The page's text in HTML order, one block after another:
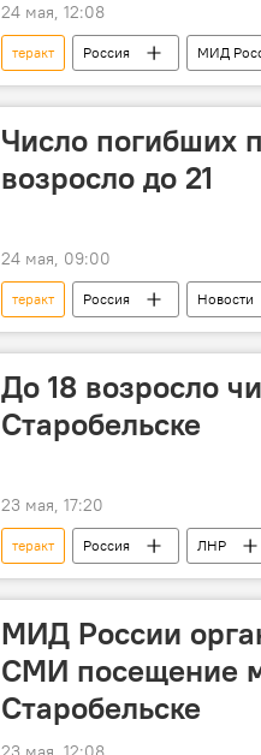
24 мая, 12:08
теракт Россия МИД
СМИ
Украина В
Число погибших
возросло до 21
24 мая, 09:00
теракт Россия Новости
Общество
До 18 возросло
Старобельске
23 мая, 17:20
теракт Россия ЛНР
МИД России
СМИ посещение
Старобельске